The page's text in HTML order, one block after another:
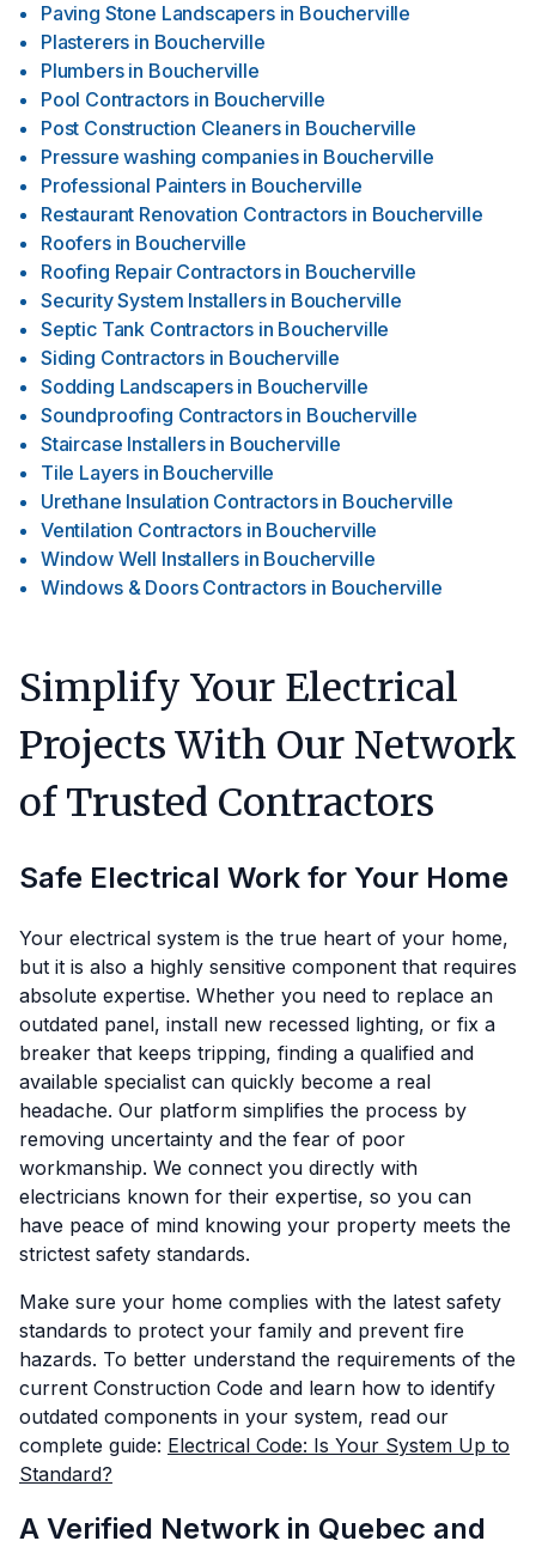
Paving Stone Landscapers in Boucherville
Plasterers in Boucherville
Plumbers in Boucherville
Pool Contractors in Boucherville
Post Construction Cleaners in Boucherville
Pressure washing companies in Boucherville
Professional Painters in Boucherville
Restaurant Renovation Contractors in Boucherville
Roofers in Boucherville
Roofing Repair Contractors in Boucherville
Security System Installers in Boucherville
Septic Tank Contractors in Boucherville
Siding Contractors in Boucherville
Sodding Landscapers in Boucherville
Soundproofing Contractors in Boucherville
Staircase Installers in Boucherville
Tile Layers in Boucherville
Urethane Insulation Contractors in Boucherville
Ventilation Contractors in Boucherville
Window Well Installers in Boucherville
Windows & Doors Contractors in Boucherville
Simplify Your Electrical
Projects With Our Network
of Trusted Contractors
Safe Electrical Work for Your Home
Your electrical system is the true heart of your home,
but it is also a highly sensitive component that requires
absolute expertise. Whether you need to replace an
outdated panel, install new recessed lighting, or fix a
breaker that keeps tripping, finding a qualified and
available specialist can quickly become a real
headache. Our platform simplifies the process by
removing uncertainty and the fear of poor
workmanship. We connect you directly with
electricians known for their expertise, so you can
have peace of mind knowing your property meets the
strictest safety standards.
Make sure your home complies with the latest safety
standards to protect your family and prevent fire
hazards. To better understand the requirements of the
current Construction Code and learn how to identify
outdated components in your system, read our
complete guide: Electrical Code: Is Your System Up to
Standard?
A Verified Network in Quebec and